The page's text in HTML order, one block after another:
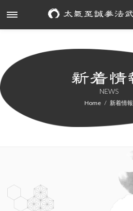
NEWS
Home 新着情報